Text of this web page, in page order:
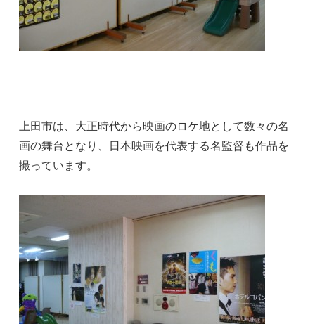
上田市は、大正時代から映画のロケ地として数々の名
画の舞台となり、日本映画を代表する名監督も作品を
撮っています。